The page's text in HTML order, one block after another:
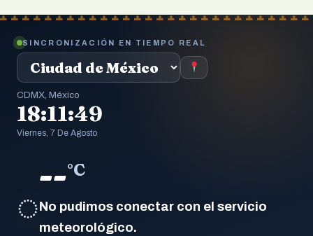
SINCRONIZACIÓN EN TIEMPO REAL
CDMX, México
18:11:50
Viernes, 7 De Agosto
◌
--°C
No pudimos conectar con el servicio
meteorológico.